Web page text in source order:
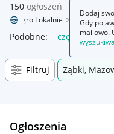
150 ogłoszeń
Allegro Lokalnie
Podobne: części
Filtruj Ząbki,
Ogłoszenia
Dodaj
Gdy
mailowo.